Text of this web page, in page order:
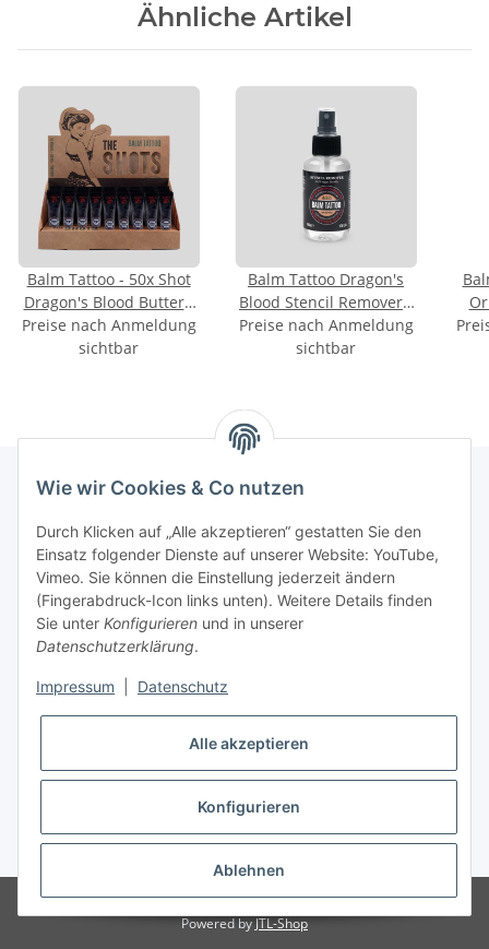
Ähnliche Artikel
Balm Tattoo - 50x Shot
Dragon's Blood Butter -
8g (im Display)
Preise nach Anmeldung
sichtbar
Balm Tattoo Dragon's
Blood Stencil Remover -
100ml Entferner
Preise nach Anmeldung
sichtbar
INFORMATIONEN
GESETZLICHE INFORMATIONEN
Kontakt
Mo - Fr:08:30 - 17:00 Uhr
Carsten:0177 – 44 33 642
* Alle Preise zzgl. gesetzlicher USt., zzgl.Versand
© Rollenga
Powered byJTL-Shop
Wie wir Cookies & Co nutzen
Durch Klicken auf „Alle akzeptieren“ gestatten Sie den
Einsatz folgender Dienste auf unserer Website: YouTube,
Vimeo. Sie können die Einstellung jederzeit ändern
(Fingerabdruck-Icon links unten). Weitere Details finden
Sie unter Konfigurieren und in unserer
Datenschutzerklärung.
Impressum Datenschutz
Alle akzeptieren
Konfigurieren
Ablehnen